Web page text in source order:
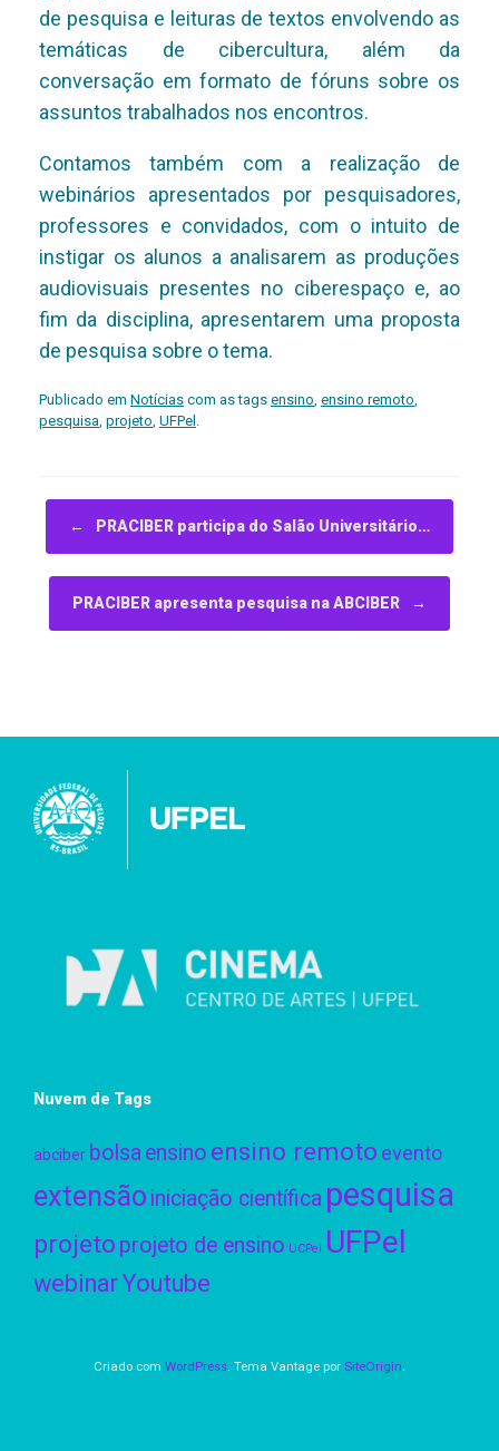
de pesquisa e leituras de textos envolvendo as
temáticas de cibercultura, além da
conversação em formato de fóruns sobre os
assuntos trabalhados nos encontros.
Contamos também com a realização de
webinários apresentados por pesquisadores,
professores e convidados, com o intuito de
instigar os alunos a analisarem as produções
audiovisuais presentes no ciberespaço e, ao
fim da disciplina, apresentarem uma proposta
de pesquisa sobre o tema.
Publicado em Notícias com as tags ensino ensino remoto
pesquisa projeto UFPel
← PRACIBER participa do Salão Universitário…
PRACIBER apresenta pesquisa na ABCIBER →
Nuvem de Tags
abciber bolsaensino ensino remoto evento
extensão iniciação científica pesquisa
projeto projeto de ensino UCPel UFPel
webinarYoutube
Criado com WordPress. Tema Vantage por SiteOrigin.